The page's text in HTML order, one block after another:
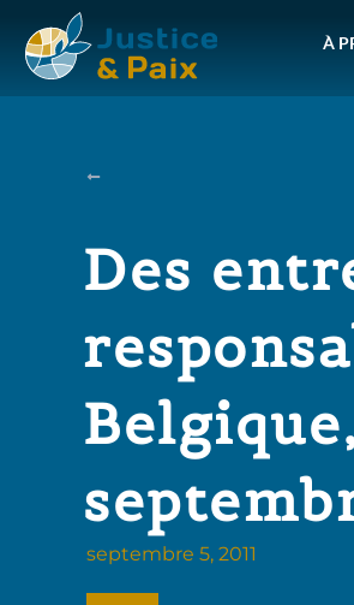
À
Des
septembre 5, 2011